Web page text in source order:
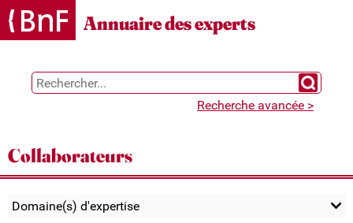
Gestion des cookies
Annuaire des experts
Chercher
Recherche avancée >
Collaborateurs
Domaine(s) d'expertise